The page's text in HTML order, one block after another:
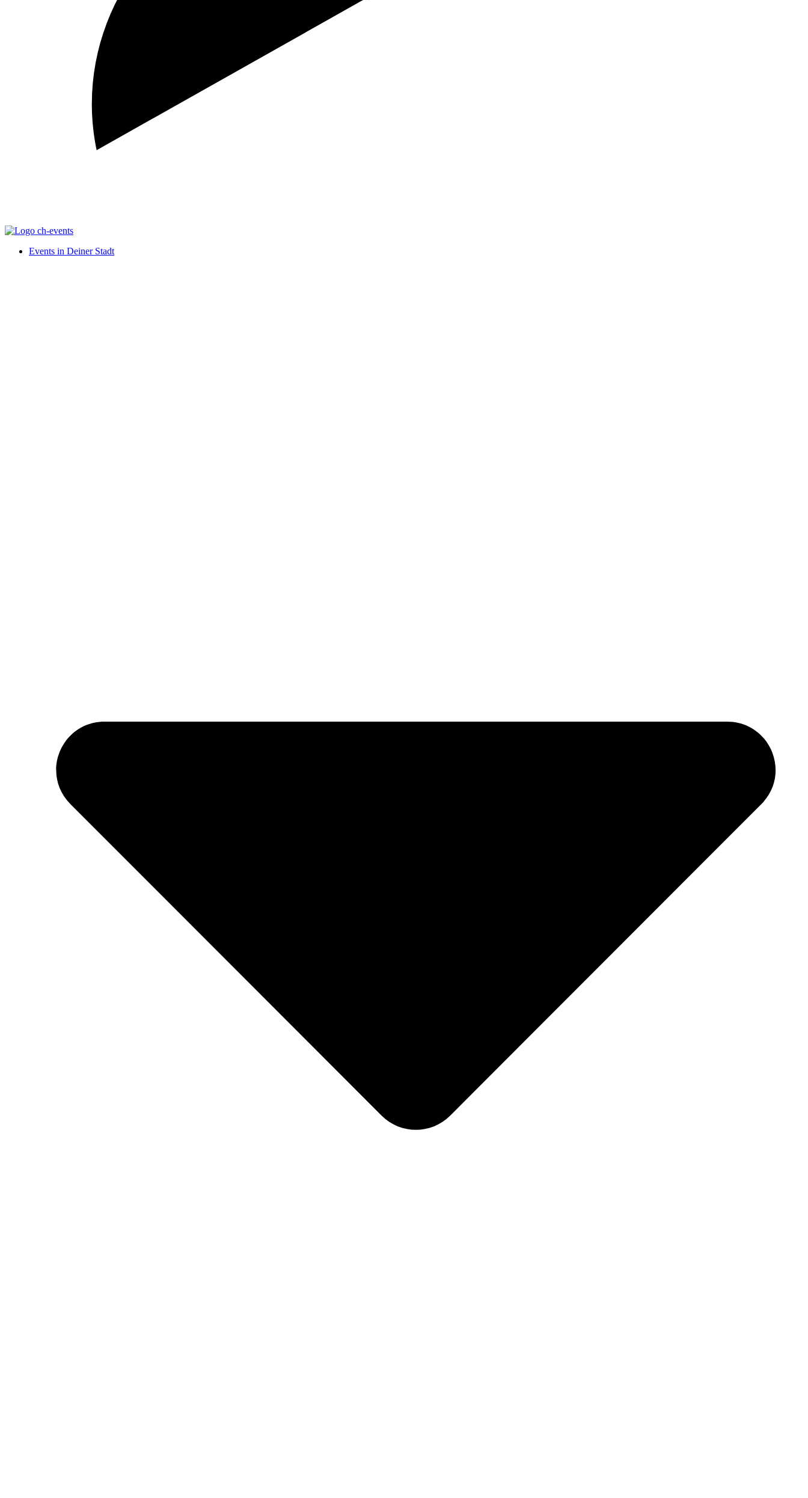
Events in Deiner Stadt